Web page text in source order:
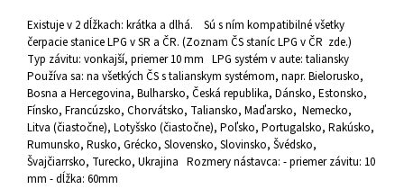
Existuje v 2 dĺžkach: krátka a dlhá. Sú s ním kompatibilné všetky
čerpacie stanice LPG v SR a ČR. (Zoznam ČS staníc LPG v ČR zde.)
Typ závitu: vonkajší, priemer 10 mm LPG systém v aute: taliansky
Používa sa: na všetkých ČS s talianskym systémom, napr. Bielorusko,
Bosna a Hercegovina, Bulharsko, Česká republika, Dánsko, Estonsko,
Fínsko, Francúzsko, Chorvátsko, Taliansko, Maďarsko, Nemecko,
Litva (čiastočne), Lotyšsko (čiastočne), Poľsko, Portugalsko, Rakúsko,
Rumunsko, Rusko, Grécko, Slovensko, Slovinsko, Švédsko,
Švajčiarrsko, Turecko, Ukrajina Rozmery nástavca: - priemer závitu: 10
mm - dĺžka: 60mm